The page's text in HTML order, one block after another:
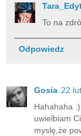
To na
Odpowiedz
Gosia 22
Hahahaha :)
uwielbiam
myslę,że